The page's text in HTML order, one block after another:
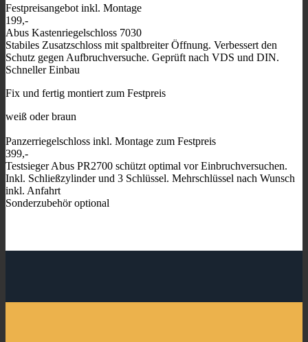
Festpreisangebot inkl. Montage
199,-
Abus Kastenriegelschloss 7030
Stabiles Zusatzschloss mit spaltbreiter Öffnung. Verbessert den
Schutz gegen Aufbruchversuche. Geprüft nach VDS und DIN.
Schneller Einbau
Fix und fertig montiert zum Festpreis
weiß oder braun
Panzerriegelschloss inkl. Montage zum Festpreis
399,-
Testsieger Abus PR2700 schützt optimal vor Einbruchversuchen.
Inkl. Schließzylinder und 3 Schlüssel. Mehrschlüssel nach Wunsch
inkl. Anfahrt
Sonderzubehör optional